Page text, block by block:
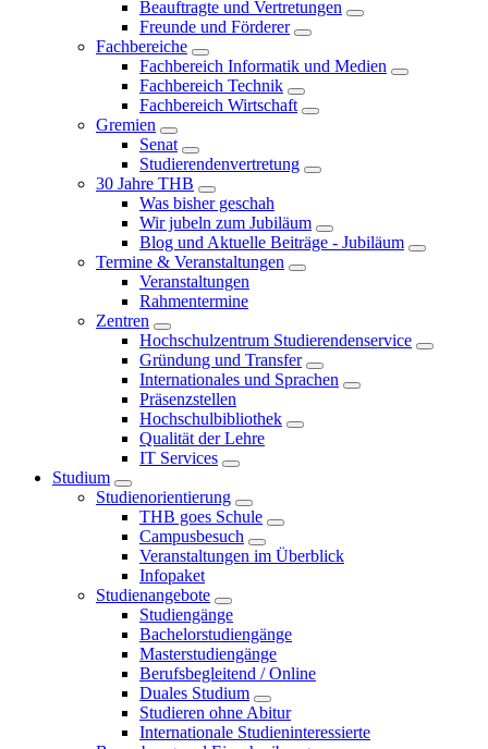
Beauftragte und Vertretungen
Freunde und Förderer
Fachbereiche
Fachbereich Informatik und Medien
Fachbereich Technik
Fachbereich Wirtschaft
Gremien
Senat
Studierendenvertretung
30 Jahre THB
Was bisher geschah
Wir jubeln zum Jubiläum
Blog und Aktuelle Beiträge - Jubiläum
Termine & Veranstaltungen
Veranstaltungen
Rahmentermine
Zentren
Hochschulzentrum Studierendenservice
Gründung und Transfer
Internationales und Sprachen
Präsenzstellen
Hochschulbibliothek
Qualität der Lehre
IT Services
Studium
Studienorientierung
THB goes Schule
Campusbesuch
Veranstaltungen im Überblick
Infopaket
Studienangebote
Studiengänge
Bachelorstudiengänge
Masterstudiengänge
Berufsbegleitend / Online
Duales Studium
Studieren ohne Abitur
Internationale Studieninteressierte